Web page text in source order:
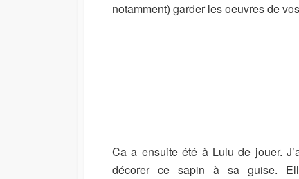
notamment) garder les oeuvres de
Ca a ensuite été à Lulu de jouer.
décorer ce sapin à sa guise.